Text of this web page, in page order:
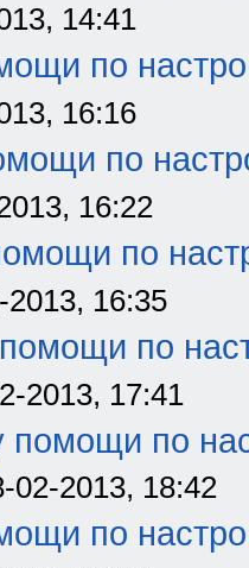
14:41
по
16:16
по
16:22
по
2013, 16:35
по
2013, 17:41
по
02-2013, 18:42
по